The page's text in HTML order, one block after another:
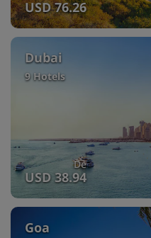
USD 76.26
Dubai
9 Hotels
De
USD 38.94
Goa